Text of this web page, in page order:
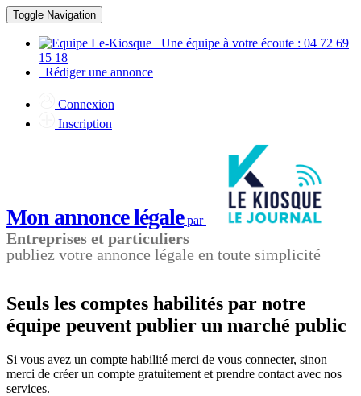
Toggle Navigation
Une équipe à votre écoute : 04 72 69
15 18
Rédiger une annonce
Connexion
Inscription
Mon annonce légalepar
Entreprises et particuliers
publiez votre annonce légale en toute simplicité
Seuls les comptes habilités par notre
équipe peuvent publier un marché public
Si vous avez un compte habilité merci de vous connecter, sinon
merci de créer un compte gratuitement et prendre contact avec nos
services.